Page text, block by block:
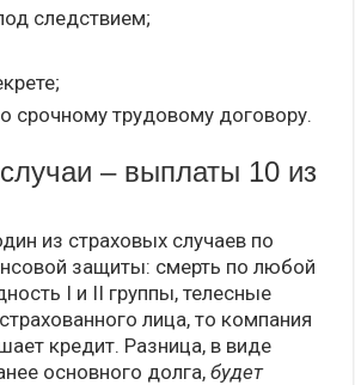
следствием;
срочному трудовому договору.
– выплаты 10 из
из страховых случаев по
защиты: смерть по любой
I и II группы, телесные
лица, то компания
кредит. Разница, в виде
основного долга,будет